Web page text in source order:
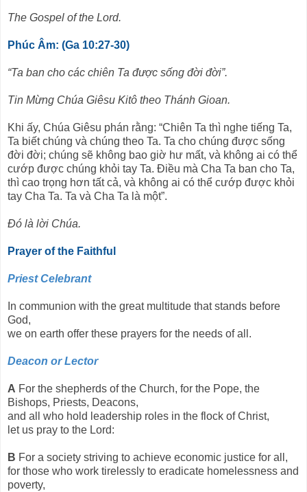
The Gospel of the Lord.
Phúc Âm: (Ga 10:27-30)
“Ta ban cho các chiên Ta được sống đời đời”.
Tin Mừng Chúa Giêsu Kitô theo Thánh Gioan.
Khi ấy, Chúa Giêsu phán rằng: “Chiên Ta thì nghe tiếng Ta,
Ta biết chúng và chúng theo Ta. Ta cho chúng được sống
đời đời; chúng sẽ không bao giờ hư mất, và không ai có thể
cướp được chúng khỏi tay Ta. Ðiều mà Cha Ta ban cho Ta,
thì cao trọng hơn tất cả, và không ai có thể cướp được khỏi
tay Cha Ta. Ta và Cha Ta là một”.
Ðó là lời Chúa.
Prayer of the Faithful
Priest Celebrant
In communion with the great multitude that stands before
God,
we on earth offer these prayers for the needs of all.
Deacon or Lector
A For the shepherds of the Church, for the Pope, the
Bishops, Priests, Deacons,
and all who hold leadership roles in the flock of Christ,
let us pray to the Lord:
B For a society striving to achieve economic justice for all,
for those who work tirelessly to eradicate homelessness and
poverty,